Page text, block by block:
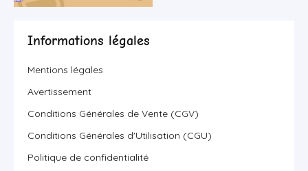
Informations légales
Mentions légales
Avertissement
Conditions Générales de Vente (CGV)
Conditions Générales d'Utilisation (CGU)
Politique de confidentialité